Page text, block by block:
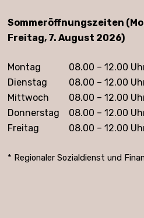
Öffnungszeiten
Sommeröffnungszeiten
Freitag, 7. August 2026)
Montag 08.00 – 12.00
Dienstag
08.00 – 12.00
Mittwoch
08.00 – 12.00
Donnerstag
08.00 – 12.00
Freitag
08.00 – 12.00
* Regionaler Sozialdienst und